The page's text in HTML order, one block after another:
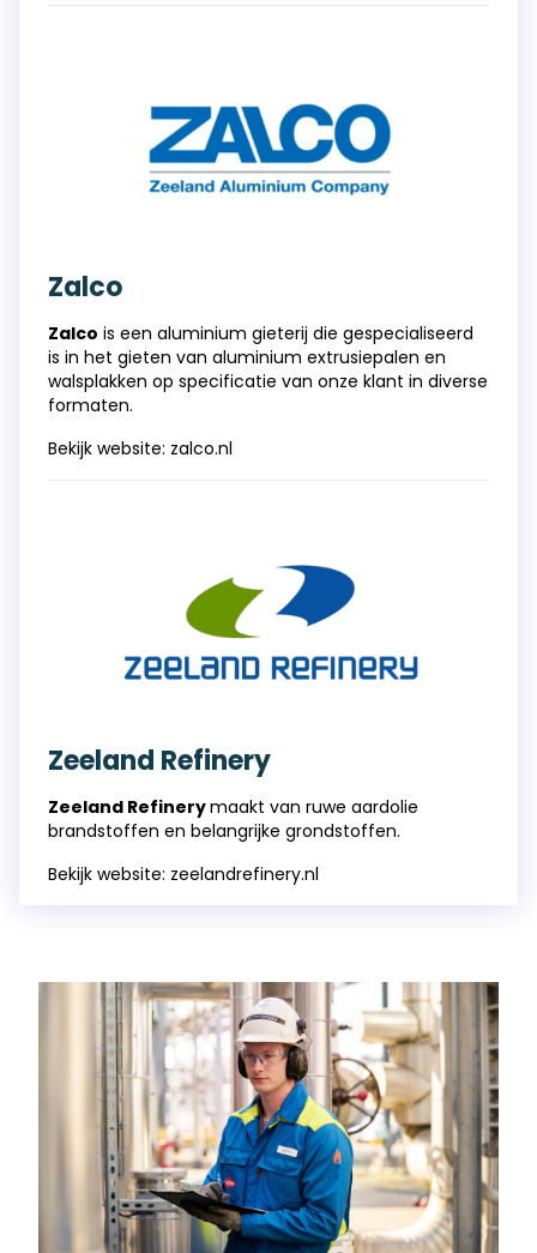
Zalco
Zalco is een aluminium gieterij die gespecialiseerd
is in het gieten van aluminium extrusiepalen en
walsplakken op specificatie van onze klant in diverse
formaten.
Bekijk website: zalco.nl
Zeeland Refinery
Zeeland Refinerymaakt van ruwe aardolie
brandstoffen en belangrijke grondstoffen.
Bekijk website: zeelandrefinery.nl